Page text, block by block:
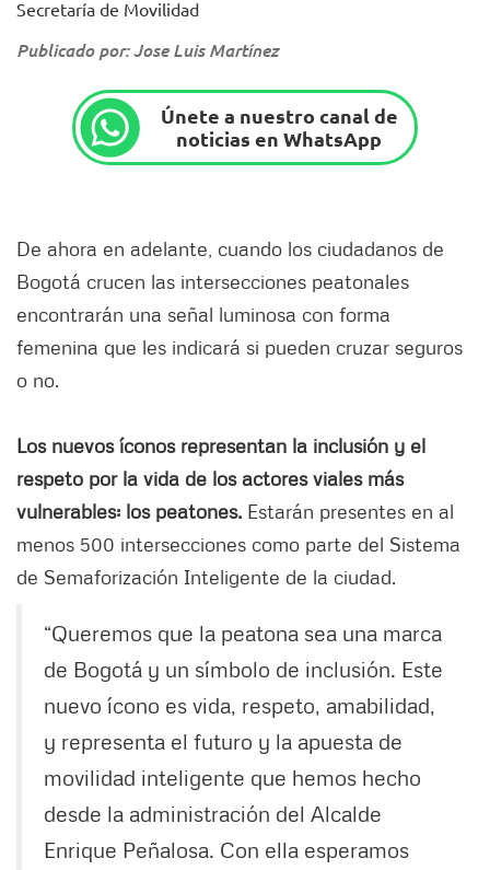
Secretaría de Movilidad
Publicado por: Jose Luis Martínez
Únete a nuestro canal de
noticias en WhatsApp
De ahora en adelante, cuando los ciudadanos de
Bogotá crucen las intersecciones peatonales
encontrarán una señal luminosa con forma
femenina que les indicará si pueden cruzar seguros
o no.
Los nuevos íconos representan la inclusión y el
respeto por la vida de los actores viales más
vulnerables: los peatones. Estarán presentes en al
menos 500 intersecciones como parte del Sistema
de Semaforización Inteligente de la ciudad.
“Queremos que la peatona sea una marca
de Bogotá y un símbolo de inclusión. Este
nuevo ícono es vida, respeto, amabilidad,
y representa el futuro y la apuesta de
movilidad inteligente que hemos hecho
desde la administración del Alcalde
Enrique Peñalosa. Con ella esperamos